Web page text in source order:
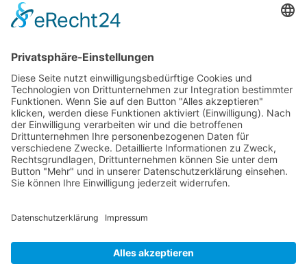
der Kommunikation und
Mediatoren und Beteiligte zu einem tieferen
Verständnis der jeweiligen Positionen
gelangen undkreative Lösungenentwickeln
können.
© 2026 Frank Hartung Ihr Mediator bei Konflikten in Familie,